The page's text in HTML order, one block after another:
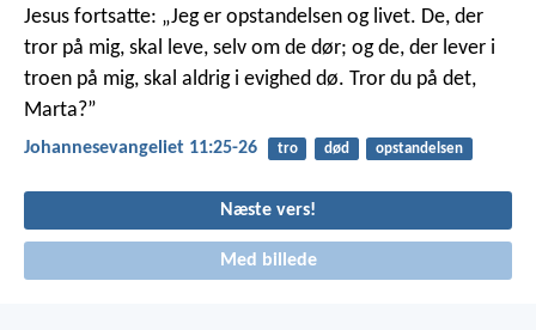
Jesus fortsatte: „Jeg er opstandelsen og livet. De, der
tror på mig, skal leve, selv om de dør; og de, der lever i
troen på mig, skal aldrig i evighed dø. Tror du på det,
Marta?”
Johannesevangeliet 11:25-26 tro død opstandelsen
Næste vers!
Med billede